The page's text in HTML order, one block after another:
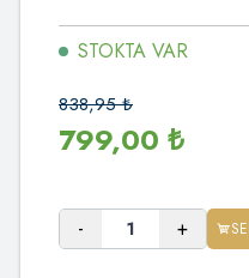
STOKTA VAR
838,95₺
799,00 ₺
- +